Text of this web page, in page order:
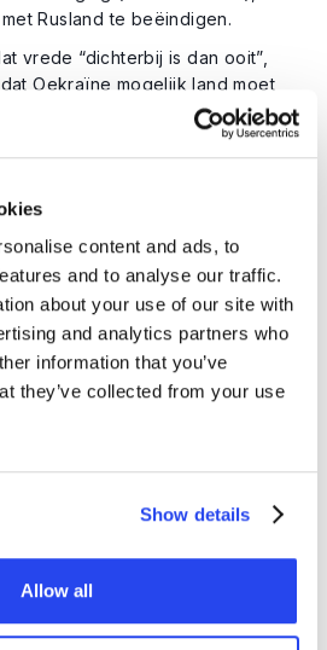
content and ads, to
and to analyse our traffic.
about your use of our site with
and analytics partners who
information that you’ve
they’ve collected from your use
Show details
Allow all
Rusland te beëindigen.
vrede “dichterbij is dan ooit”,
Oekraïne mogelijk land moet
hebben een kaderakkoord
monitoring van een
voor toetreding tot de EU.
nieuwe sancties tegen de
via een EU-brede lening,
Russische tegoeden, extra druk
meeste tegoeden liggen, ligt
dreigt de beslissing er desnoods
te drukken.
duwt de economie
meer 65-plussers dan
zet onverminderd door. En dat
potentiële economische groei,